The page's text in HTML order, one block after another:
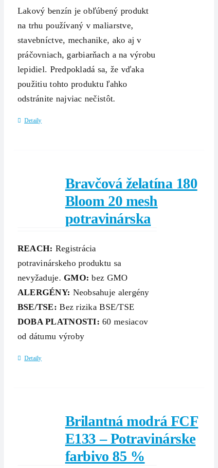
Lakový benzín je obľúbený produkt
na trhu používaný v maliarstve,
stavebníctve, mechanike, ako aj v
práčovniach, garbiarňach a na výrobu
lepidiel. Predpokladá sa, že vďaka
použitiu tohto produktu ľahko
odstránite najviac nečistôt.
Detaily
Bravčová želatína 180
Bloom 20 mesh
potravinárska
REACH: Registrácia
potravinárskeho produktu sa
nevyžaduje. GMO: bez GMO
ALERGÉNY: Neobsahuje alergény
BSE/TSE: Bez rizika BSE/TSE
DOBA PLATNOSTI: 60 mesiacov
od dátumu výroby
Detaily
Brilantná modrá FCF
E133 – Potravinárske
farbivo 85 %